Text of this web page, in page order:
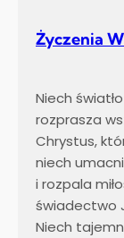
Życzenia
Niech
rozprasza
Chrystus,
niech
i rozpala
świadectwo
Niech